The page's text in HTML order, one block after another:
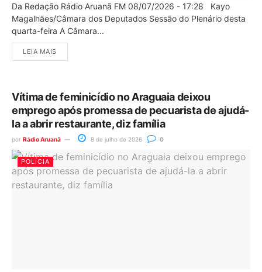
Da Redação Rádio Aruanã FM 08/07/2026 - 17:28 Kayo
Magalhães/Câmara dos Deputados Sessão do Plenário desta
quarta-feira A Câmara...
LEIA MAIS
Vítima de feminicídio no Araguaia deixou
emprego após promessa de pecuarista de ajudá-
la a abrir restaurante, diz família
por Rádio Aruanã 8 de julho de 2026 0
POLÍCIA